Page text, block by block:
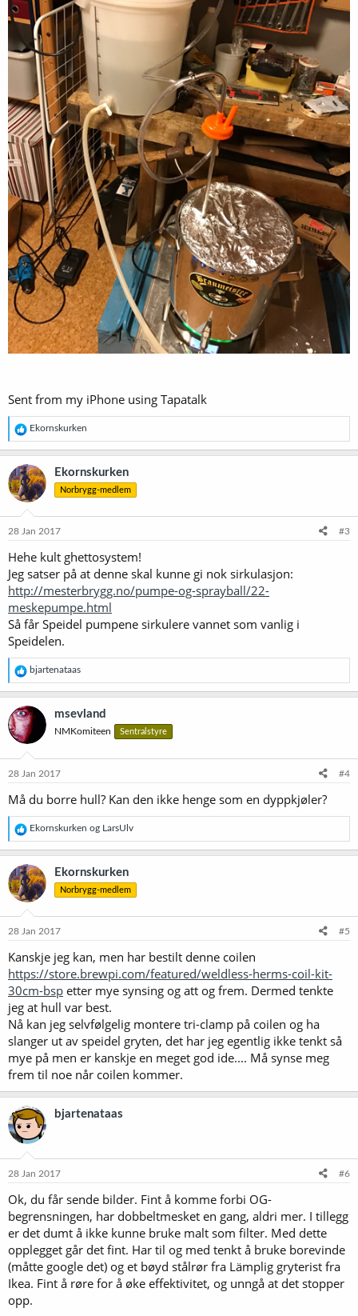
Sent from my iPhone using Tapatalk
R
e
a
k
s
j
o
e
:
Ekornskurken
Ekornskurken
Norbrygg-medlem
28 Jan 2017 #3
Hehe kult ghettosystem!
Jeg satser på at denne skal kunne gi nok sirkulasjon:
http://mesterbrygg.no/pumpe-og-sprayball/22-
meskepumpe.html
Så får Speidel pumpene sirkulere vannet som vanlig i
Speidelen.
R
e
a
k
s
j
o
e
:
bjartenataas
msevland
NMKomiteen Sentralstyre
28 Jan 2017 #4
Må du borre hull? Kan den ikke henge som en dyppkjøler?
R
e
a
k
s
j
o
e
:
Ekornskurken og LarsUlv
Ekornskurken
Norbrygg-medlem
28 Jan 2017 #5
Kanskje jeg kan, men har bestilt denne coilen
https://store.brewpi.com/featured/weldless-herms-coil-kit-
30cm-bsp etter mye synsing og att og frem. Dermed tenkte
jeg at hull var best.
Nå kan jeg selvfølgelig montere tri-clamp på coilen og ha
slanger ut av speidel gryten, det har jeg egentlig ikke tenkt så
mye på men er kanskje en meget god ide.... Må synse meg
frem til noe når coilen kommer.
bjartenataas
28 Jan 2017 #6
Ok, du får sende bilder. Fint å komme forbi OG-
begrensningen, har dobbeltmesket en gang, aldri mer. I tillegg
er det dumt å ikke kunne bruke malt som filter. Med dette
opplegget går det fint. Har til og med tenkt å bruke borevinde
(måtte google det) og et bøyd stålrør fra Lämplig gryterist fra
Ikea. Fint å røre for å øke effektivitet, og unngå at det stopper
opp.